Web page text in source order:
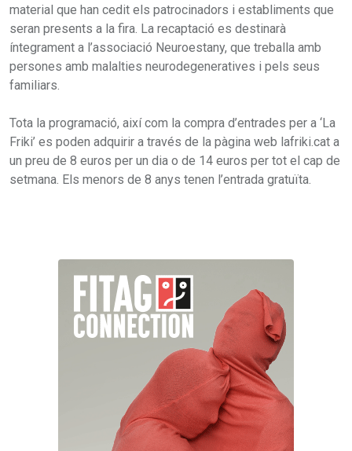
material que han cedit els patrocinadors i establiments que
seran presents a la fira. La recaptació es destinarà
íntegrament a l’associació Neuroestany, que treballa amb
persones amb malalties neurodegeneratives i pels seus
familiars.
Tota la programació, així com la compra d’entrades per a ‘La
Friki’ es poden adquirir a través de la pàgina web lafriki.cat a
un preu de 8 euros per un dia o de 14 euros per tot el cap de
setmana. Els menors de 8 anys tenen l’entrada gratuïta.